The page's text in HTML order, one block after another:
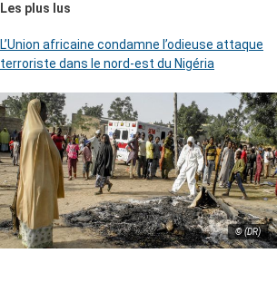
Les plus lus
L’Union africaine condamne l’odieuse attaque
terroriste dans le nord-est du Nigéria
© (DR)